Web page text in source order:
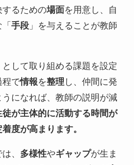
るための場面を用意し、自
手段」を与えることが教師
として取り組める課題を設定
程で情報を整理 し、仲間に発
になれば、教師の説明が減
徒が主体的に活動する時間が
度が高まります。
、 多様性やギャップが生ま